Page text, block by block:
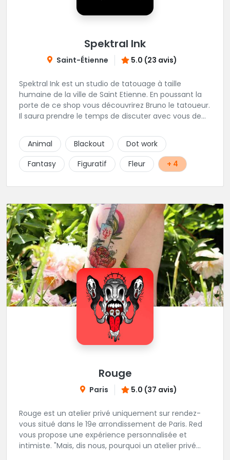
Spektral Ink
Saint-Étienne 5.0 (23 avis)
Spektral Ink est un studio de tatouage à taille
humaine de la ville de Saint Etienne. En poussant la
porte de ce shop vous découvrirez Bruno le tatoueur.
Il saura prendre le temps de discuter avec vous de
un message ou à l'appeler.
Animal Blackout
Dot work
Fantasy
Figuratif Fleur + 4
Rouge
Paris 5.0 (37 avis)
Rouge est un atelier privé uniquement sur rendez-
vous situé dans le 19e arrondissement de Paris. Red
vous propose une expérience personnalisée et
intimiste. "Mais, dis nous, pourquoi un atelier privé